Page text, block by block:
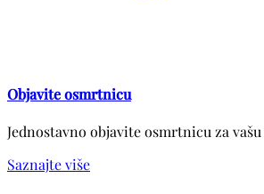
Objavite osmrtnicu
Jednostavno objavite osmrtnicu za
Saznajte više